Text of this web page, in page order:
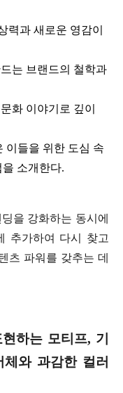
력과 새로운 영감이
는 브랜드의 철학과
화 이야기로 깊이
이들을 위한 도심 속
소개한다.
을 강화하는 동시에
추가하여 다시 찾고
츠 파워를 갖추는 데
하는 모티프, 기
와 과감한 컬러